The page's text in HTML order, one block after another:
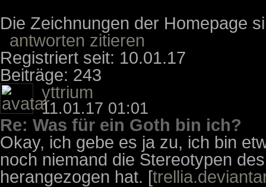
Die Zeichnungen der
antworten zitieren
Registriert seit: 10.01.17
Beiträge: 243
yttrium
11.01.17 01:01
Re: Was für ein Goth bin ich?
Okay, ich gebe es ja zu, ich bin
noch niemand die Stereotypen
herangezogen hat. [